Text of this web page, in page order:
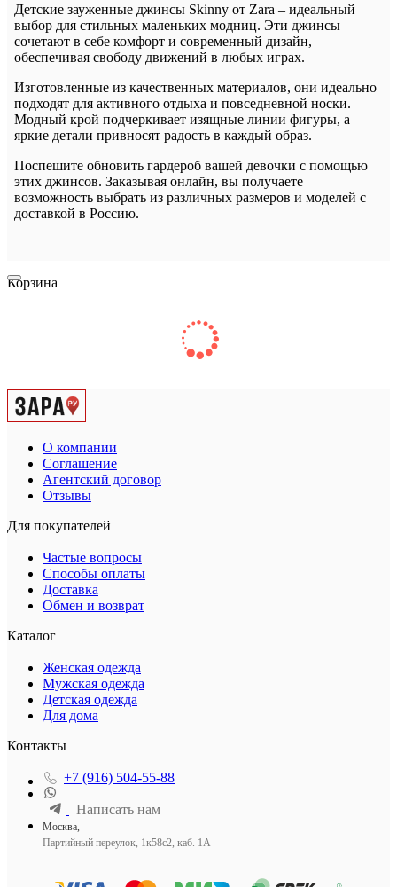
Детские зауженные джинсы Skinny от Zara – идеальный
выбор для стильных маленьких модниц. Эти джинсы
сочетают в себе комфорт и современный дизайн,
обеспечивая свободу движений в любых играх.
Изготовленные из качественных материалов, они идеально
подходят для активного отдыха и повседневной носки.
Модный крой подчеркивает изящные линии фигуры, а
яркие детали привносят радость в каждый образ.
Поспешите обновить гардероб вашей девочки с помощью
этих джинсов. Заказывая онлайн, вы получаете
возможность выбрать из различных размеров и моделей с
доставкой в Россию.
Корзина
О компании
Соглашение
Агентский договор
Отзывы
Для покупателей
Частые вопросы
Способы оплаты
Доставка
Обмен и возврат
Каталог
Женская одежда
Мужская одежда
Детская одежда
Для дома
Контакты
+7 (916) 504-55-88
Написать нам
Москва,
Партийный переулок, 1к58с2, каб. 1А